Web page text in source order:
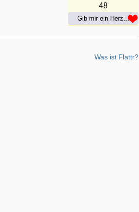
48
Gib mir ein Herz...
Was ist Flattr?